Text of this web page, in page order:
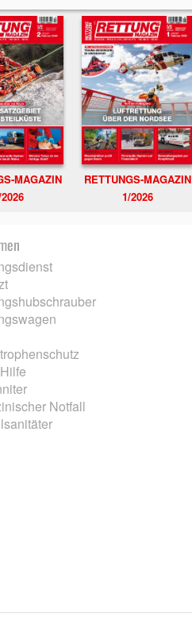
MAGAZIN
RETTUNGS-MAGAZIN
1/2026
Notfall